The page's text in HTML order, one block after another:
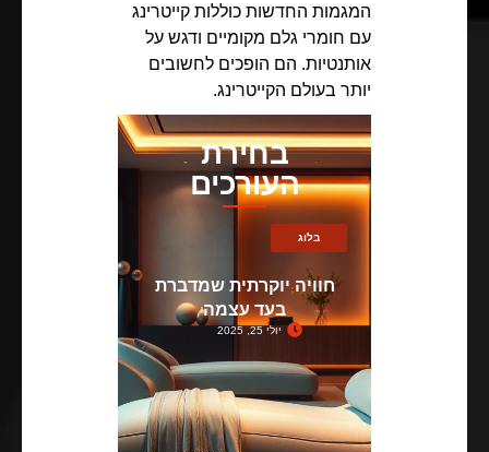
המגמות החדשות כוללות קייטרינג
עם חומרי גלם מקומיים ודגש על
אותנטיות. הם הופכים לחשובים
יותר בעולם הקייטרינג.
בחירת
העורכים
בלוג
חוויה יוקרתית שמדברת
בעד עצמה
יולי 25, 2025